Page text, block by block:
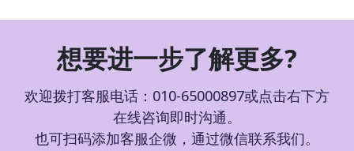
想要进一步了解更多?
欢迎拨打客服电话：010-65000897或点击右下方
在线咨询即时沟通。
也可扫码添加客服企微，通过微信联系我们。